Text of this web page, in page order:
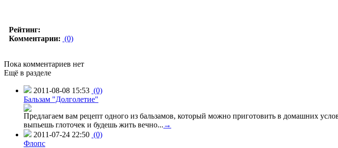
Рейтинг:
Комментарии: (0)
Пока комментариев нет
Ещё в разделе
2011-08-08 15:53 (0)
Бальзам "Долголетие"
Предлагаем вам рецепт одного из бальзамов, который можно приготовить в домашних
выпьешь глоточек и будешь жить вечно... →
2011-07-24 22:50 (0)
Флопс